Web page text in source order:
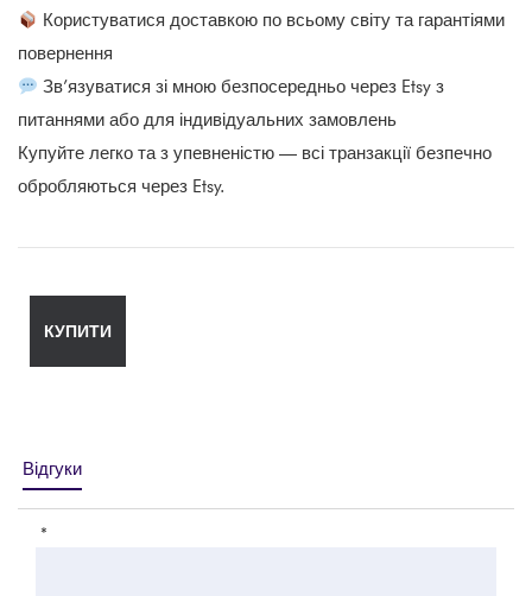
Користуватися доставкою по всьому світу та гарантіями
повернення
Зв’язуватися зі мною безпосередньо через Etsy з
питаннями або для індивідуальних замовлень
Купуйте легко та з упевненістю — всі транзакції безпечно
обробляються через Etsy.
КУПИТИ
Відгуки
*